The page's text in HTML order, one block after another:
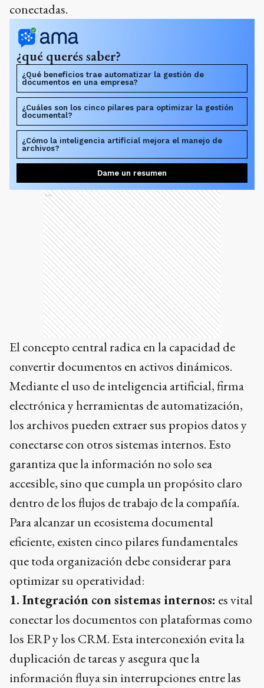
conectadas.
¿qué querés saber?
¿Qué beneficios trae automatizar la gestión de
documentos en una empresa?
¿Cuáles son los cinco pilares para optimizar la gestión
documental?
¿Cómo la inteligencia artificial mejora el manejo de
archivos?
Dame un resumen
Ads
El concepto central radica en la capacidad de
convertir documentos en activos dinámicos.
Mediante el uso de inteligencia artificial, firma
electrónica y herramientas de automatización,
los archivos pueden extraer sus propios datos y
conectarse con otros sistemas internos. Esto
garantiza que la información no solo sea
accesible, sino que cumpla un propósito claro
dentro de los flujos de trabajo de la compañía.
Para alcanzar un ecosistema documental
eficiente, existen cinco pilares fundamentales
que toda organización debe considerar para
optimizar su operatividad:
1. Integración con sistemas internos: es vital
conectar los documentos con plataformas como
los ERP y los CRM. Esta interconexión evita la
duplicación de tareas y asegura que la
información fluya sin interrupciones entre las